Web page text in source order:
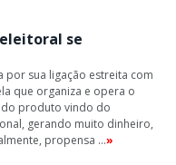
se
por sua ligação estreita com
que organiza e opera o
produto vindo do
gerando muito dinheiro,
propensa …»